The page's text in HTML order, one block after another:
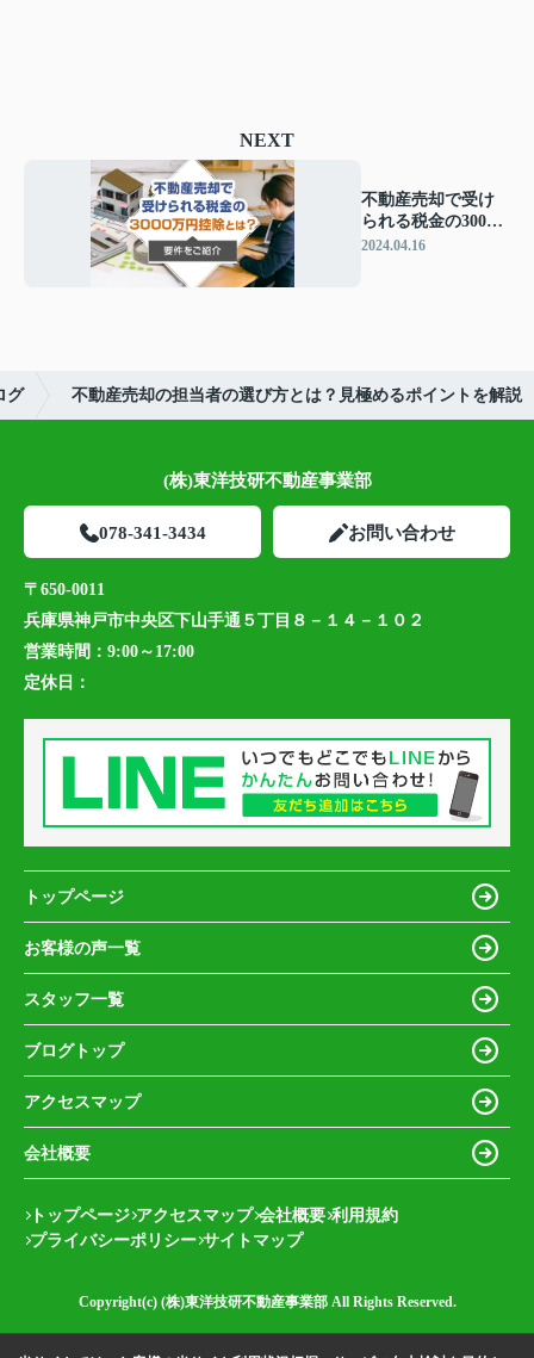
NEXT
不動産売却で受け
られる税金の3000
万円控除とは？要
2024.04.16
グ 不動産売却の担当者の選び方とは？見極めるポイントを解説
(株)東洋技研不動産事業部
078-341-3434 お問い合わせ
〒650-0011
兵庫県神戸市中央区下山手通５丁目８－１４－１０２
営業時間： 9:00～17:00
定休日：
トップページ
お客様の声一覧
スタッフ一覧
ブログトップ
アクセスマップ
会社概要
トップページ アクセスマップ 会社概要 利用規約
プライバシーポリシー サイトマップ
Copyright(c) (株)東洋技研不動産事業部 All Rights Reserved.